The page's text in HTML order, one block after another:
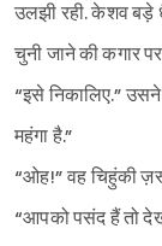
उलझी रही. केशव बड़े
चुनी जाने की कगार
“इसे निकालिए.”
महंगा है.”
“ओह!” वह चिहुंकी
“आपको पसंद हैं तो